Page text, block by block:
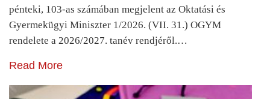
pénteki, 103-as számában megjelent az Oktatási és
Gyermekügyi Miniszter 1/2026. (VII. 31.) OGYM
rendelete a 2026/2027. tanév rendjéről.…
Read More